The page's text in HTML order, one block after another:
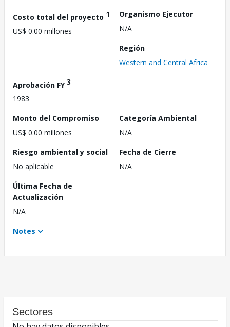
Costo total del proyecto 1
US$ 0.00 millones
Organismo Ejecutor
N/A
Región
Western and Central Africa
Aprobación FY3
1983
Monto del Compromiso
US$ 0.00 millones
Categoría Ambiental
N/A
Riesgo ambiental y social
No aplicable
Fecha de Cierre
N/A
Última Fecha de
Actualización
N/A
Notes
Sectores